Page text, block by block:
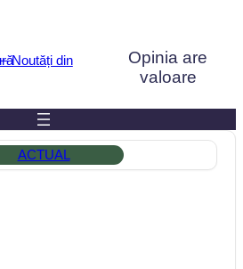
Opinia are
valoare
ACTUAL